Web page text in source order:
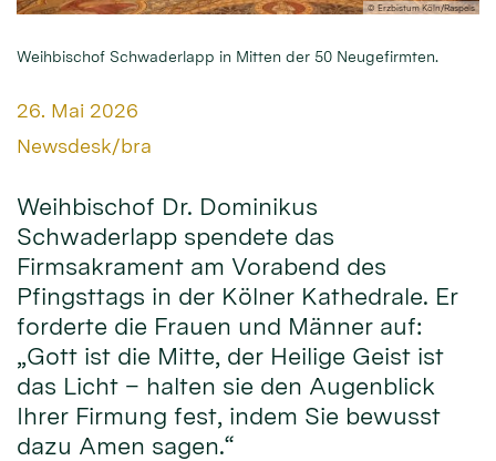
© Erzbistum Köln/Raspels
Weihbischof Schwaderlapp in Mitten der 50 Neugefirmten.
Datum:
26. Mai 2026
Von:
Newsdesk/bra
Weihbischof Dr. Dominikus
Schwaderlapp spendete das
Firmsakrament am Vorabend des
Pfingsttags in der Kölner Kathedrale. Er
forderte die Frauen und Männer auf:
„Gott ist die Mitte, der Heilige Geist ist
das Licht – halten sie den Augenblick
Ihrer Firmung fest, indem Sie bewusst
dazu Amen sagen.“